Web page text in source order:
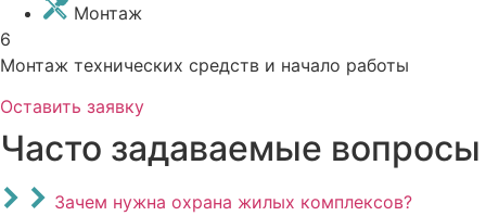
Монтаж
6
Монтаж технических средств и начало работы
Оставить заявку
Часто задаваемые вопросы
Зачем нужна охрана жилых комплексов?